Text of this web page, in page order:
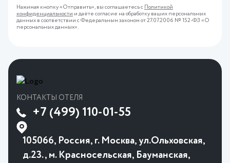
Нажимая кнопку «Отправить», вы соглашаетесь с Политикой
конфиденциальности и даёте согласие на обработку ваших персональных
данных в соответствии с Федеральным законом от 27.07.2006 № 152-ФЗ «О
персональных данных».
КОНТАКТЫ ОТЕЛЯ
+7 (499) 110-01-55
105066, Россия, г. Москва, ул.Ольховская,
д.23., м. Красносельская, Бауманская,